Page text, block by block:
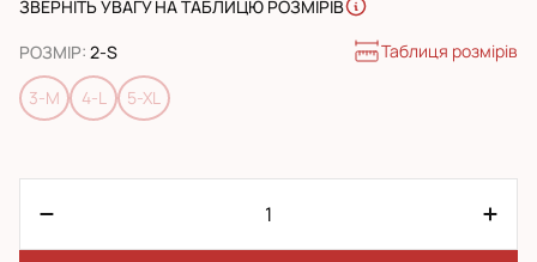
ЗВЕРНІТЬ УВАГУ НА ТАБЛИЦЮ РОЗМІРІВ
РОЗМІР: 2-S Таблиця розмірів
3-M 4-L 5-XL